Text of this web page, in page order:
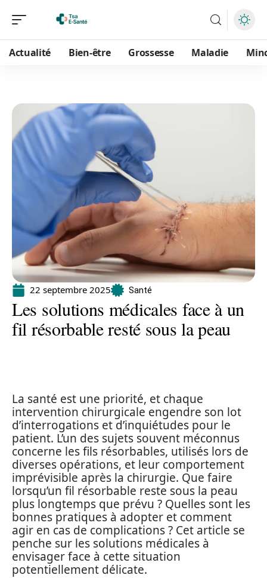
Actualité Bien-être Grossesse Maladie
22 septembre 2025 Santé
Les solutions médicales face à un
fil résorbable resté sous la peau
La santé est une priorité, et chaque
intervention chirurgicale engendre son lot
d’interrogations et d’inquiétudes pour le
patient. L’un des sujets souvent méconnus
concerne les fils résorbables, utilisés lors de
diverses opérations, et leur comportement
imprévisible après la chirurgie. Que faire
lorsqu’un fil résorbable reste sous la peau
plus longtemps que prévu ? Quelles sont les
bonnes pratiques à adopter et comment
agir en cas de complications ? Cet article se
penche sur les solutions médicales à
envisager face à cette situation
potentiellement délicate.